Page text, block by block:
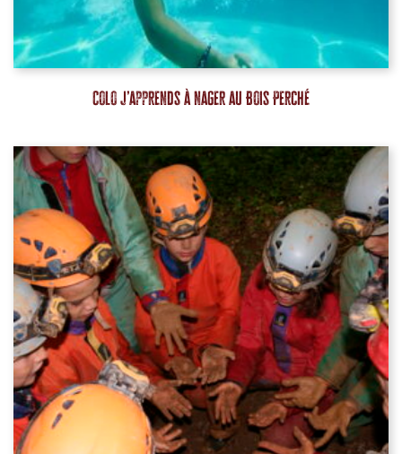
Colo j’apprends à nager au Bois Perché